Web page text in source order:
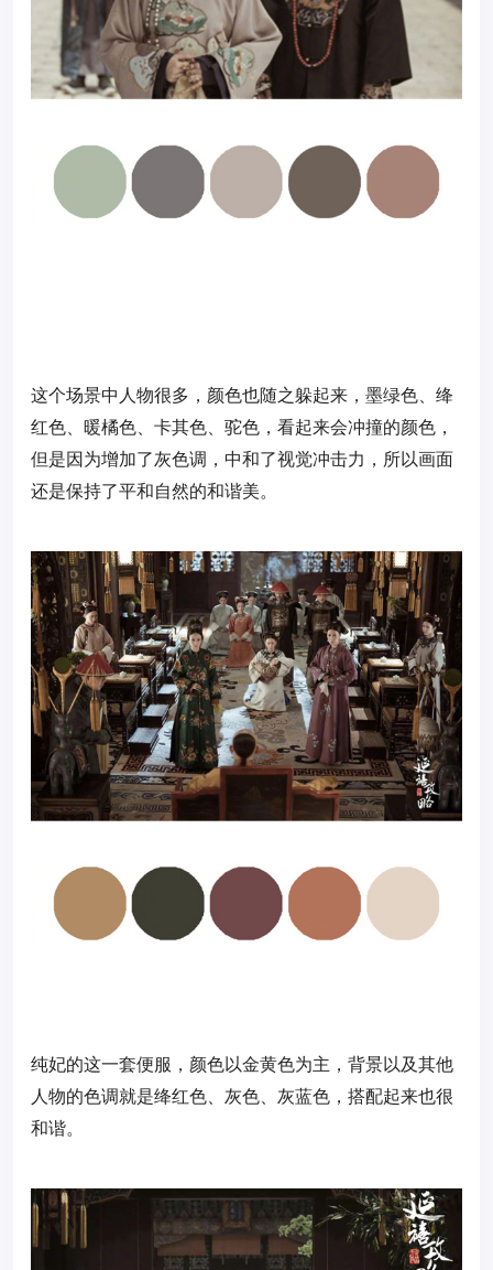
这个场景中人物很多，颜色也随之躲起来，墨绿色、绛
红色、暖橘色、卡其色、驼色，看起来会冲撞的颜色，
但是因为增加了灰色调，中和了视觉冲击力，所以画面
还是保持了平和自然的和谐美。
纯妃的这一套便服，颜色以金黄色为主，背景以及其他
人物的色调就是绛红色、灰色、灰蓝色，搭配起来也很
和谐。